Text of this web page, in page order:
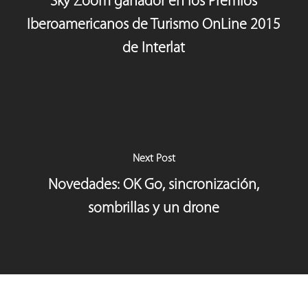
Iberoamericanos de Turismo OnLine 2015
de Interlat
Next Post
Novedades: OK Go, sincronización,
sombrillas y un drone